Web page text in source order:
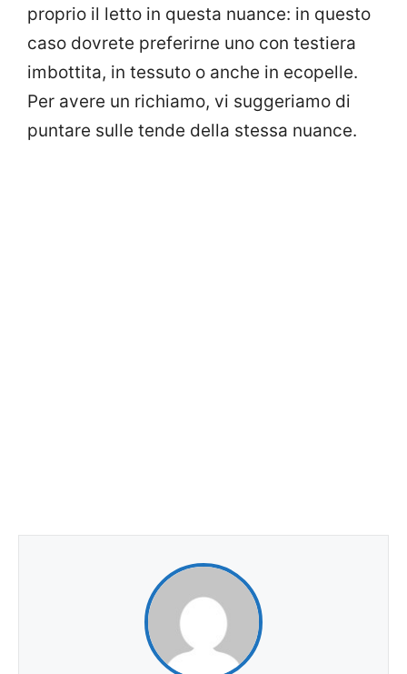
proprio il letto in questa nuance: in questo
caso dovrete preferirne uno con testiera
imbottita, in tessuto o anche in ecopelle.
Per avere un richiamo, vi suggeriamo di
puntare sulle tende della stessa nuance.